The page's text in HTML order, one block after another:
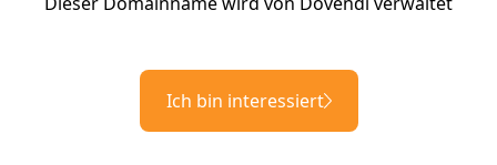
Ich bin interessiert